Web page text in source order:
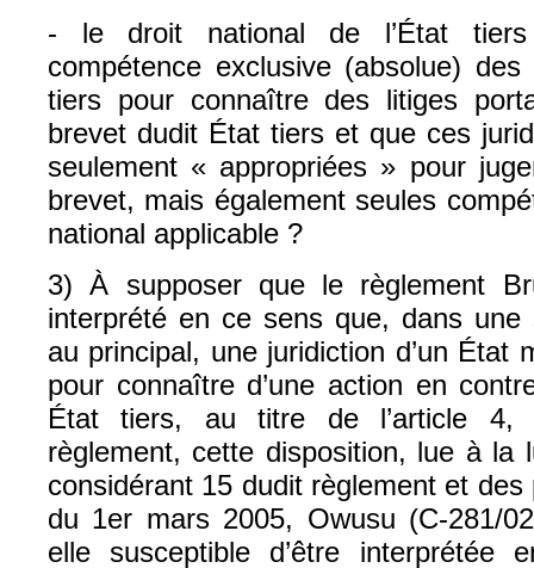
- le droit national de l’État tiers
compétence exclusive (absolue)
tiers pour connaître des litiges
brevet dudit État tiers et que ces
seulement « appropriées » pour
brevet, mais également seules
national applicable ?
3) À supposer que le règlement
interprété en ce sens que, dans
au principal, une juridiction d’un État
pour connaître d’une action en
État tiers, au titre de l’article 4,
règlement, cette disposition, lue à la
considérant 15 dudit règlement et des
du 1er mars 2005, Owusu (C‑281/
elle susceptible d’être interprétée